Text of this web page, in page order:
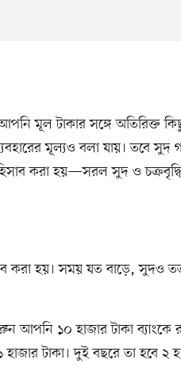
আপনি মূল টাকার সঙ্গে অতিরিক্ত
মূল্যও বলা যায়। তবে
করা হয়—সরল সুদ ও
হয়। সময় যত বাড়ে, সুদও তত
আপনি ১০ হাজার টাকা
টাকা। দুই বছরে তা হবে ২